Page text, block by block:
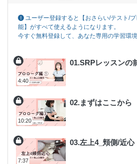
ユーザー登録すると【おさらい/テスト/
能】がすべて使えるようになります。
今すぐ無料登録して、あなた専用の学習環
4:40
01.SRPレッスンの
10:20
02.まずはここから
7:37
03.左上4_頬側/近心